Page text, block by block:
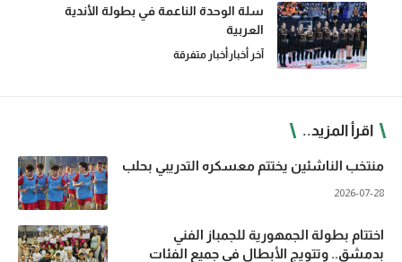
سلة الوحدة الناعمة في بطولة الأندية
العربية
آخر أخبارأخبار متفرقة
اقرأ المزيد..
منتخب الناشئين يختتم معسكره التدريبي بحلب
2026-07-28
اختتام بطولة الجمهورية للجمباز الفني
بدمشق.. وتتويج الأبطال في جميع الفئات